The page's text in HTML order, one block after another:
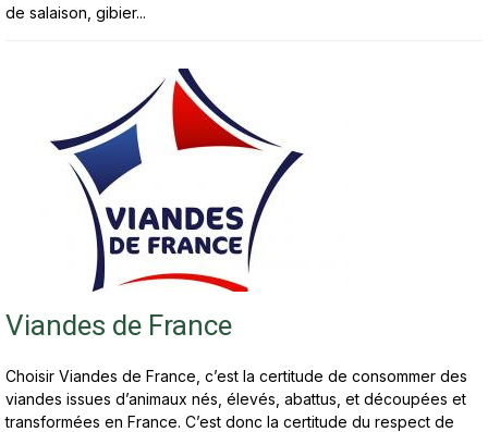
de salaison, gibier...
Viandes de France
Choisir Viandes de France, c’est la certitude de consommer des
viandes issues d’animaux nés, élevés, abattus, et découpées et
transformées en France. C’est donc la certitude du respect de